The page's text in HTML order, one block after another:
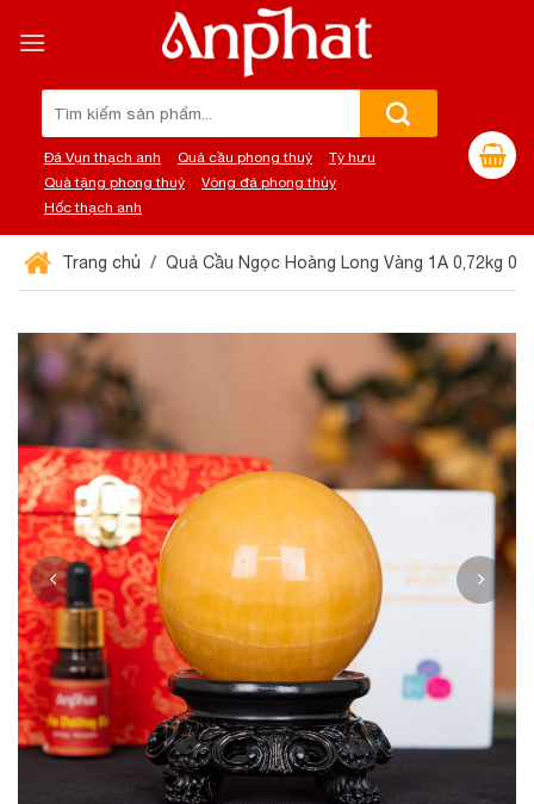
đến
Đá Vụn thạch anh Quả cầu phong thuỷ
Tỳ hưu
Quà tặng phong thuỷ
Vòng đá phong thủy
Hốc thạch anh
Trang chủ Quả Cầu Ngọc Hoàng Long Vàng 1A 0,72kg